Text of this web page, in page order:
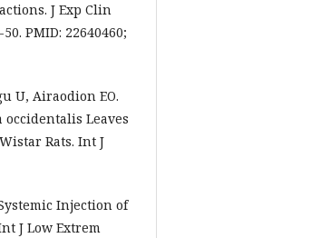
J Exp Clin
PMID: 22640460;
U, Airaodion EO.
Leaves
Rats. Int J
Injection of
J Low Extrem